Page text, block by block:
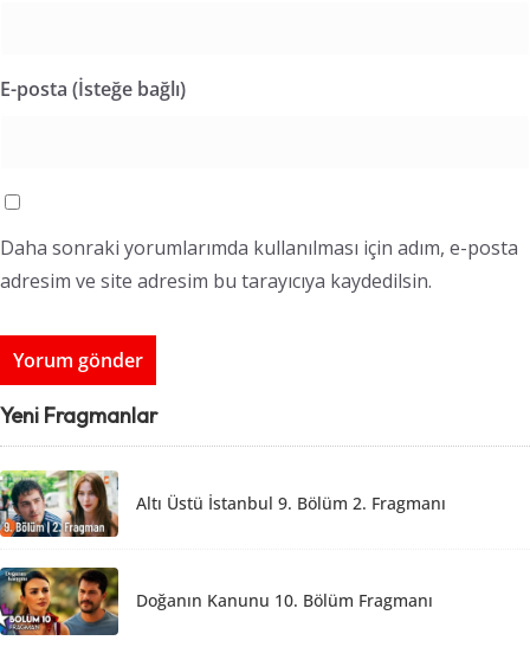
E-posta (İsteğe bağlı)
Daha sonraki yorumlarımda kullanılması için adım, e-posta
adresim ve site adresim bu tarayıcıya kaydedilsin.
Yeni Fragmanlar
Altı Üstü İstanbul 9. Bölüm 2. Fragmanı
Doğanın Kanunu 10. Bölüm Fragmanı